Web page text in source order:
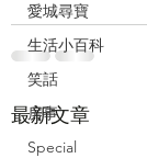
愛城尋寶
生活小百科
笑話
房事
Special
最新文章